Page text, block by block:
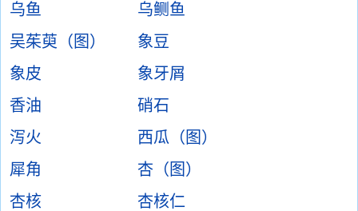
乌鱼
乌鲗鱼
吴茱萸（图）
象豆
象皮
象牙屑
香油
硝石
泻火
西瓜（图）
犀角
杏（图）
杏核
杏核仁